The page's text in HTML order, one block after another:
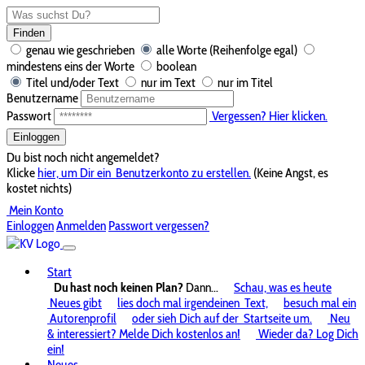
Finden
genau wie geschrieben
alle Worte (Reihenfolge egal)
mindestens eins der Worte
boolean
Titel und/oder Text
nur im Text
nur im Titel
Benutzername
Passwort
Vergessen? Hier klicken.
Einloggen
Du bist noch nicht angemeldet?
Klickehier, um Dir ein Benutzerkonto zu erstellen. (Keine Angst, es
kostet nichts)
Mein Konto
EinloggenAnmelden Passwort vergessen?
Start
Du hast noch keinen Plan? Dann...
Schau, was es heute
Neues gibt
lies doch mal irgendeinen Text,
besuch mal ein
Autorenprofil
oder sieh Dich auf der Startseite um.
Neu
& interessiert? Melde Dich kostenlos an!
Wieder da? Log Dich
ein!